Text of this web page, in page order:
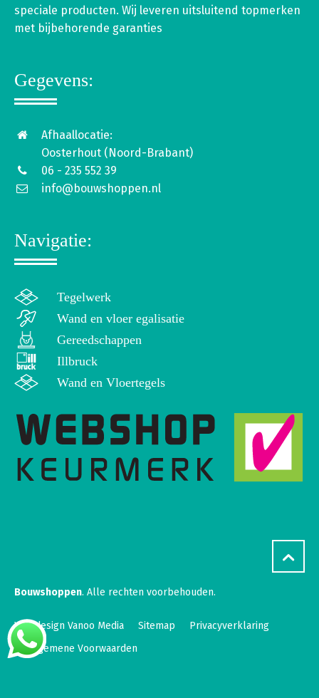
speciale producten. Wij leveren uitsluitend topmerken
met bijbehorende garanties
Gegevens:
Afhaallocatie:
Oosterhout (Noord-Brabant)
06 - 235 552 39
info@bouwshoppen.nl
Navigatie:
Tegelwerk
Wand en vloer egalisatie
Gereedschappen
Illbruck
Wand en Vloertegels
Bouwshoppen. Alle rechten voorbehouden.
Webdesign Vanoo Media Sitemap
Privacyverklaring
Algemene Voorwaarden